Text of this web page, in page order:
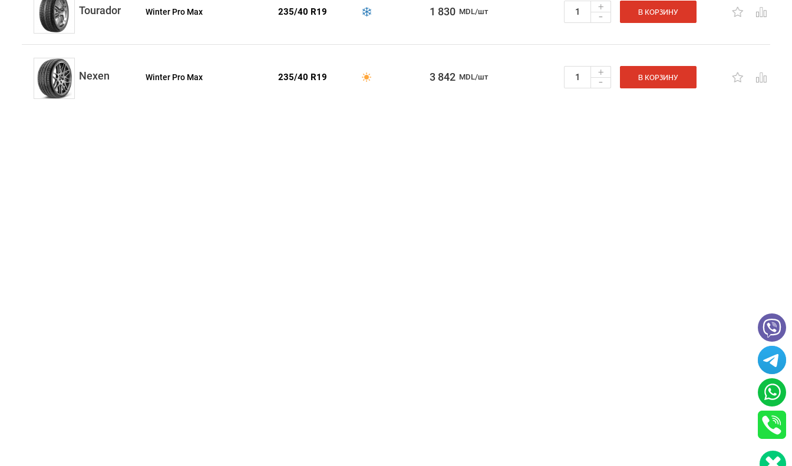
Tourador Winter Pro Max 235/40 R19 1 830 MDL/шт +
- В КОРЗИНУ
Nexen Winter Pro Max 235/40 R19 3 842 MDL/шт +
- В КОРЗИНУ